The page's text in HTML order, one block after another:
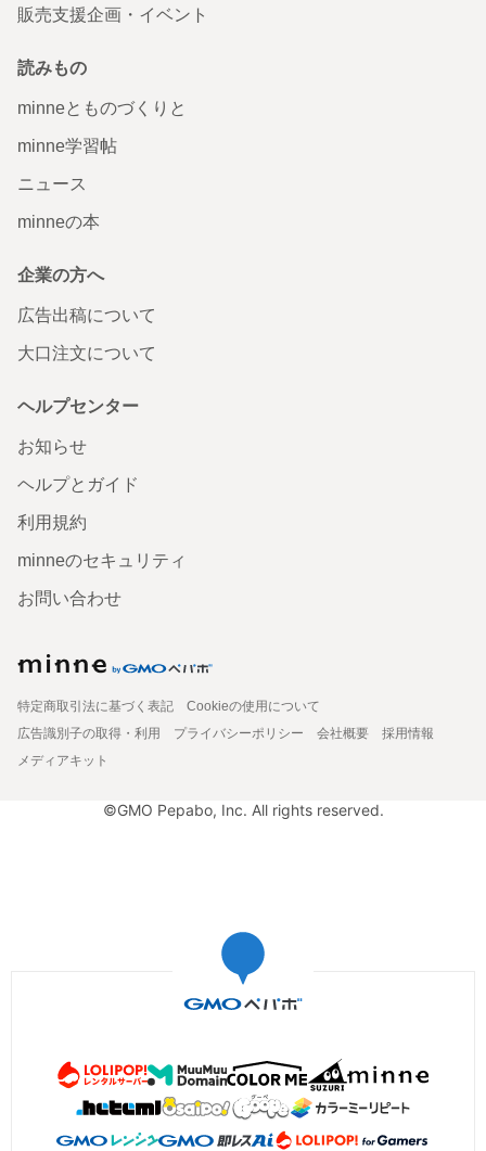
販売支援企画・イベント
読みもの
minneとものづくりと
minne学習帖
ニュース
minneの本
企業の方へ
広告出稿について
大口注文について
ヘルプセンター
お知らせ
ヘルプとガイド
利用規約
minneのセキュリティ
お問い合わせ
特定商取引法に基づく表記
Cookieの使用について
広告識別子の取得・利用
プライバシーポリシー 会社概要
採用情報
メディアキット
©GMO Pepabo, Inc. All rights reserved.